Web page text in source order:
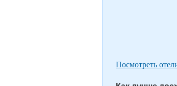
Посмотреть